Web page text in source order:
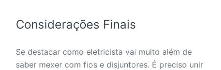
Considerações Finais
Se destacar como eletricista vai muito além de
saber mexer com fios e disjuntores. É preciso unir